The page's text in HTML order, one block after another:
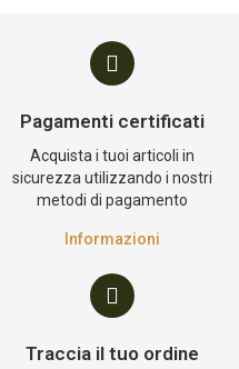
Pagamenti certificati
Acquista i tuoi articoli in
sicurezza utilizzando i nostri
metodi di pagamento
Informazioni
Traccia il tuo ordine